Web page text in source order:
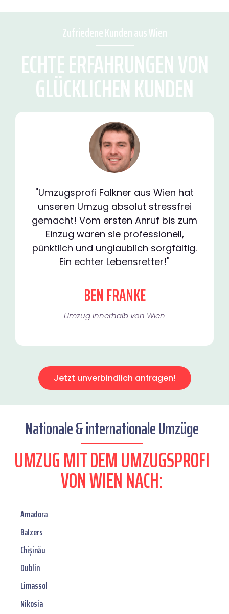
Zufriedene Kunden aus Wien
ECHTE ERFAHRUNGEN VON
GLÜCKLICHEN KUNDEN
"Umzugsprofi Falkner aus Wien hat
unseren Umzug absolut stressfrei
gemacht! Vom ersten Anruf bis zum
Einzug waren sie professionell,
pünktlich und unglaublich sorgfältig.
Ein echter Lebensretter!"
BEN FRANKE
Umzug innerhalb von Wien​
Jetzt unverbindlich anfragen!
Nationale & internationale Umzüge
UMZUG MIT DEM UMZUGSPROFI
VON WIEN NACH:
Amadora
Balzers
Chișinău
Dublin
Limassol
Nikosia